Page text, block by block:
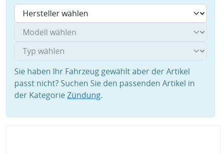
Sie haben Ihr Fahrzeug gewählt aber der Artikel
passt nicht? Suchen Sie den passenden Artikel in
der KategorieZündung.